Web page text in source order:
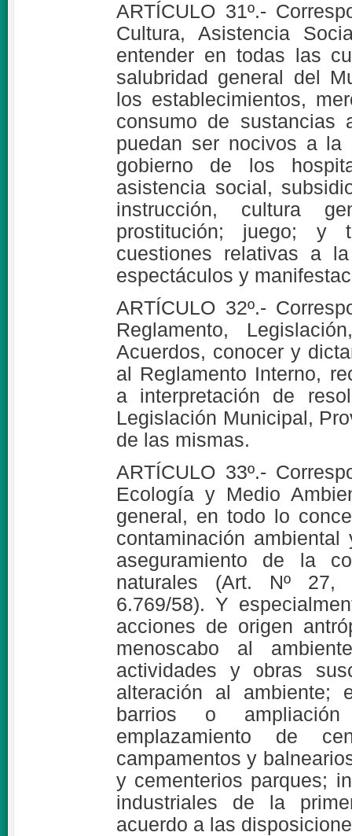
ARTÍCULO 31º.-
Cultura, Asistencia
entender en todas las
salubridad general del
los establecimientos,
consumo de sustancias
puedan ser nocivos a la
gobierno de los
asistencia social,
instrucción, cultura
prostitución; juego;
cuestiones relativas a
espectáculos y
ARTÍCULO 32º.-
Reglamento,
Acuerdos, conocer y
al Reglamento Interno,
a interpretación de
Legislación Municipal,
de las mismas.
ARTÍCULO 33º.-
Ecología y Medio
general, en todo lo
contaminación
aseguramiento de la
naturales (Art. Nº 27,
6.769/58). Y
acciones de origen
menoscabo al
actividades y obras
alteración al ambiente;
barrios o
emplazamiento de
campamentos y
y cementerios parques;
industriales de la
acuerdo a las